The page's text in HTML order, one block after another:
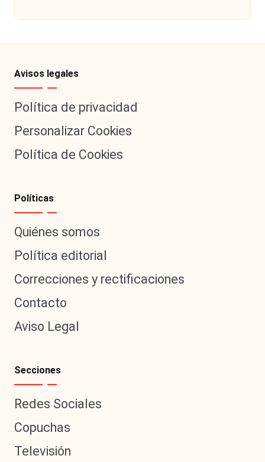
Avisos legales
Política de privacidad
Personalizar Cookies
Política de Cookies
Políticas
Quiénes somos
Política editorial
Correcciones y rectificaciones
Contacto
Aviso Legal
Secciones
Redes Sociales
Copuchas
Televisión